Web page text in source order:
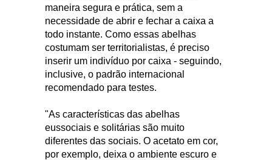
maneira segura e prática, sem a
necessidade de abrir e fechar a caixa a
todo instante. Como essas abelhas
costumam ser territorialistas, é preciso
inserir um indivíduo por caixa - seguindo,
inclusive, o padrão internacional
recomendado para testes.
"As características das abelhas
eussociais e solitárias são muito
diferentes das sociais. O acetato em cor,
por exemplo, deixa o ambiente escuro e